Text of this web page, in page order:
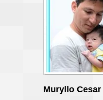
Muryllo Cesar